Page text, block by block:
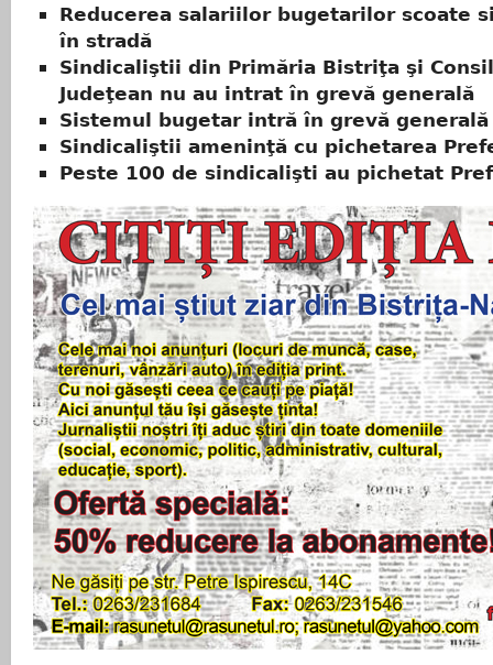
Reducerea salariilor bugetarilor scoate
în stradă
Sindicaliştii din Primăria Bistriţa şi
Judeţean nu au intrat în grevă generală
Sistemul bugetar intră în grevă generală
Sindicaliştii ameninţă cu pichetarea
Peste 100 de sindicalişti au pichetat